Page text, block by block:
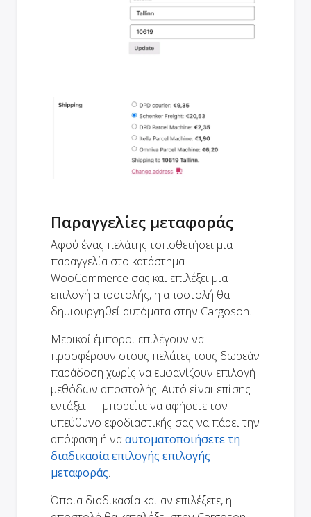
Παραγγελίες μεταφοράς
Αφού ένας πελάτης τοποθετήσει μια
παραγγελία στο κατάστημα
WooCommerce σας και επιλέξει μια
επιλογή αποστολής, η αποστολή θα
δημιουργηθεί αυτόματα στην Cargoson.
Μερικοί έμποροι επιλέγουν να
προσφέρουν στους πελάτες τους δωρεάν
παράδοση χωρίς να εμφανίζουν επιλογή
μεθόδων αποστολής. Αυτό είναι επίσης
εντάξει — μπορείτε να αφήσετε τον
υπεύθυνο εφοδιαστικής σας να πάρει την
απόφαση ή νααυτοματοποιήσετε τη
διαδικασία επιλογής επιλογής
μεταφοράς.
Όποια διαδικασία και αν επιλέξετε, η